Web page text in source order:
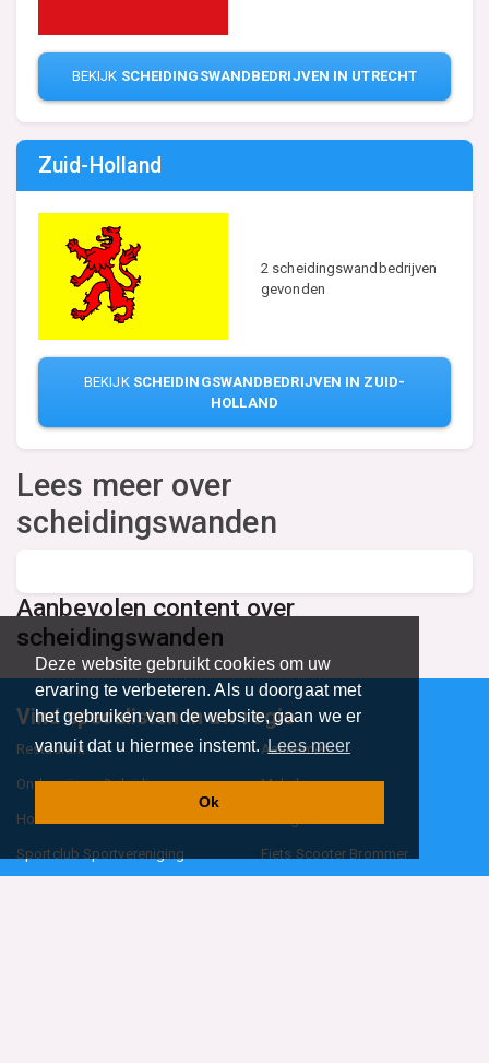
Deze website gebruikt cookies om uw
ervaring te verbeteren. Als u doorgaat met
het gebruiken van de website, gaan we er
vanuit dat u hiermee instemt.Lees meer
Ok
BEKIJK SCHEIDINGSWANDBEDRIJVEN IN UTRECHT
Zuid-Holland
2 scheidingswandbedrijven
gevonden
BEKIJK SCHEIDINGSWANDBEDRIJVEN IN ZUID-
HOLLAND
Lees meer over
scheidingswanden
Aanbevolen content over
scheidingswanden
Vind specalisten in uw regio
Restaurant Aannemer
Onderwijs en Opleidingen Makelaar
Hovenier
Sportclub Sportvereniging Fiets Scooter Brommer